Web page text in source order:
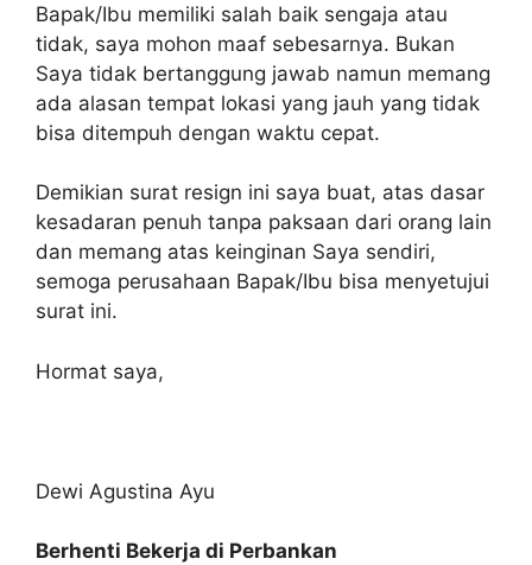
Bapak/Ibu memiliki salah baik sengaja atau
tidak, saya mohon maaf sebesarnya. Bukan
Saya tidak bertanggung jawab namun memang
ada alasan tempat lokasi yang jauh yang tidak
bisa ditempuh dengan waktu cepat.
Demikian surat resign ini saya buat, atas dasar
kesadaran penuh tanpa paksaan dari orang lain
dan memang atas keinginan Saya sendiri,
semoga perusahaan Bapak/Ibu bisa menyetujui
surat ini.
Hormat saya,
Dewi Agustina Ayu
Berhenti Bekerja di Perbankan